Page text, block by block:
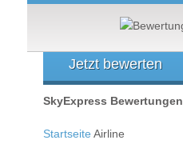
Jetzt bewerten
SkyExpress Bewertungen
Startseite Airline